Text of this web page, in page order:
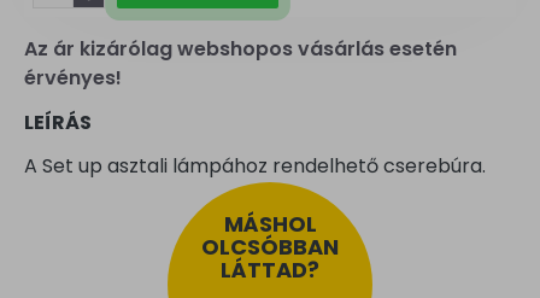
Az ár kizárólag webshopos vásárlás esetén
érvényes!
LEÍRÁS
A Set up asztali lámpához rendelhető cserebúra.
MÁSHOL
OLCSÓBBAN
LÁTTAD?